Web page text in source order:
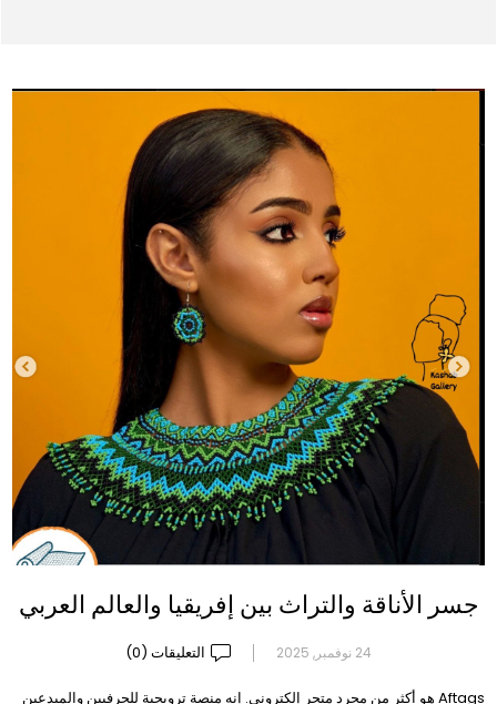
جسر الأناقة والتراث بين إفريقيا والعالم العربي
24 نوفمبر, 2025 التعليقات (0)
Aftags هو أكثر من مجرد متجر إلكتروني. إنه منصة ترويجية للحرفيين والمبدعين